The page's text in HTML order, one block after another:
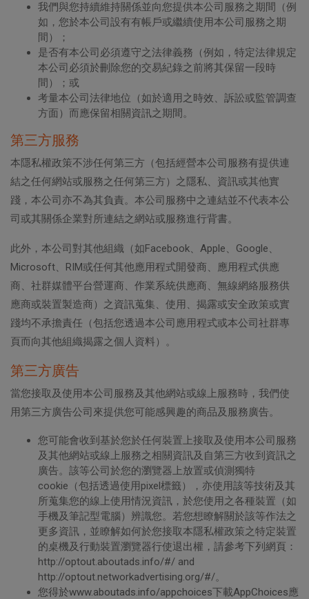
我們與您持續維持關係並向您提供本公司服務之期間（例
如，您於本公司設有有帳戶或繼續使用本公司服務之期
間）；
是否有本公司必須遵守之法律義務（例如，特定法律規定
本公司必須於刪除您的交易紀錄之前將其保留一段時
間）；或
考量本公司法律地位（如於適用之時效、訴訟或監管調查
方面）而應保留相關資訊之期間。
第三方服務
本隱私權政策不涉任何第三方（包括經營本公司服務有提供連
結之任何網站或服務之任何第三方）之隱私、資訊或其他實
踐，本公司亦不為其負責。本公司服務中之連結並不代表本公
司或其關係企業對所連結之網站或服務進行背書。
此外，本公司對其他組織（如Facebook、Apple、Google、
Microsoft、RIM或任何其他應用程式開發商、應用程式供應
商、社群媒體平台營運商、作業系統供應商、無線網絡服務供
應商或裝置製造商）之資訊蒐集、使用、揭露或安全政策或實
踐均不承擔責任（包括您透過本公司應用程式或本公司社群專
頁而向其他組織揭露之個人資料）。
第三方廣告
當您接取及使用本公司服務及其他網站或線上服務時，我們使
用第三方廣告公司來提供您可能感興趣的商品及服務廣告。
您可能會收到基於您於任何裝置上接取及使用本公司服務
及其他網站或線上服務之相關資訊及自第三方收到資訊之
廣告。該等公司於您的瀏覽器上放置或偵測獨特
cookie（包括透過使用pixel標籤），亦使用該等技術及其
所蒐集您的線上使用情況資訊，於您使用之各種裝置（如
手機及筆記型電腦）辨識您。若您想瞭解關於該等作法之
更多資訊，並瞭解如何於您接取本隱私權政策之特定裝置
的桌機及行動裝置瀏覽器行使退出權，請參考下列網頁：
http://optout.aboutads.info/#/ and
http://optout.networkadvertising.org/#/。
您得於www.aboutads.info/appchoices下載AppChoices應